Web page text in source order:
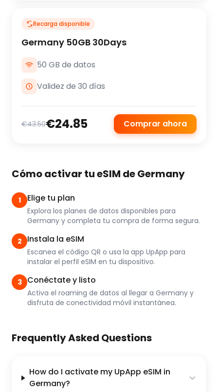
Recarga disponible
Germany 50GB 30Days
50 GB de datos
Validez de 30 días
€43.50€24.85 Comprar ahora
Cómo activar tu eSIM de Germany
1 Elige tu plan
Explora los planes de datos disponibles para
Germany y completa tu compra de forma segura.
2 Instala la eSIM
Escanea el código QR o usa la app UpApp para
instalar el perfil eSIM en tu dispositivo.
3 Conéctate y listo
Activa el roaming de datos al llegar a Germany y
disfruta de conectividad móvil instantánea.
Frequently Asked Questions
How do I activate my UpApp eSIM in
Germany?